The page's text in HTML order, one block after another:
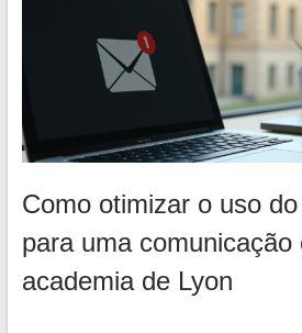
Como otimizar o uso
para uma comunicação
academia de Lyon